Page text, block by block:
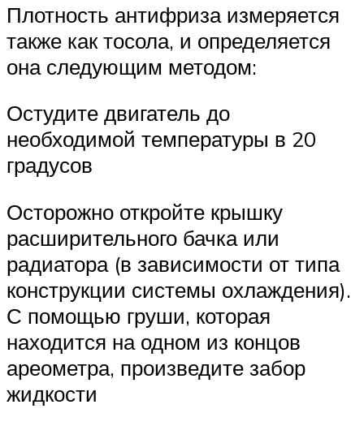
Плотность антифриза измеряется
также как тосола, и определяется
она следующим методом:
Остудите двигатель до
необходимой температуры в 20
градусов
Осторожно откройте крышку
расширительного бачка или
радиатора (в зависимости от типа
конструкции системы охлаждения).
С помощью груши, которая
находится на одном из концов
ареометра, произведите забор
жидкости